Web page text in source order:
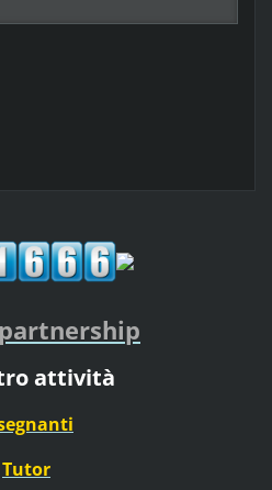
attività
Tutor